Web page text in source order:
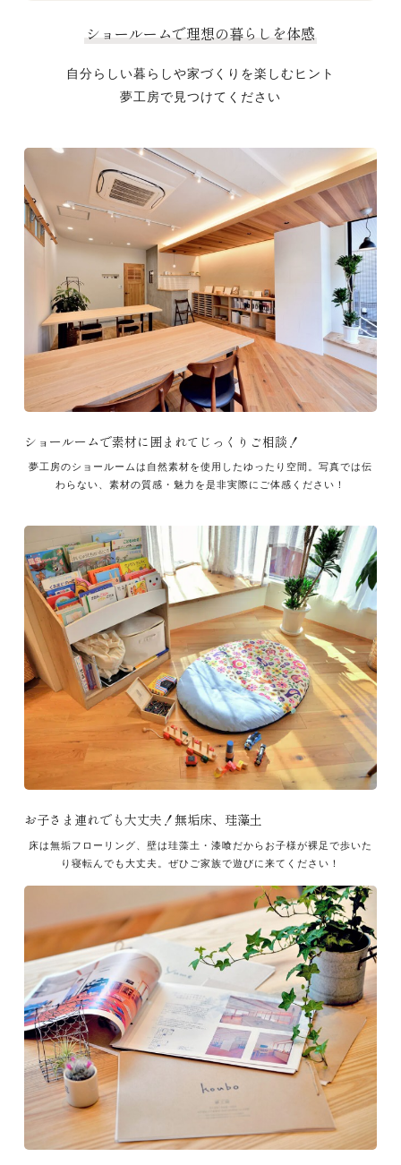
ショールームで理想の暮らしを体感
自分らしい暮らしや家づくりを楽しむヒント
夢工房で見つけてください
ショールームで素材に囲まれてじっくりご相談！
夢工房のショールームは自然素材を使用したゆったり空間。写真では伝
わらない、素材の質感・魅力を是非実際にご体感ください！
お子さま連れでも大丈夫！無垢床、珪藻土
床は無垢フローリング、壁は珪藻土・漆喰だからお子様が裸足で歩いた
り寝転んでも大丈夫。ぜひご家族で遊びに来てください！